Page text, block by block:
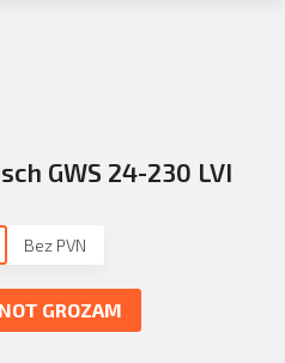
GWS 24-230 LVI
Bez PVN
GROZAM